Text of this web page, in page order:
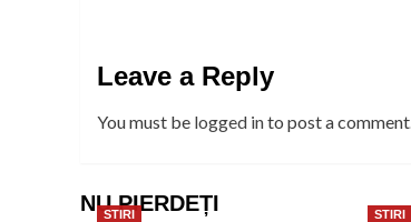
Leave a Reply
You must be logged into post a comment.
NU PIERDEȚI
STIRI STIRI